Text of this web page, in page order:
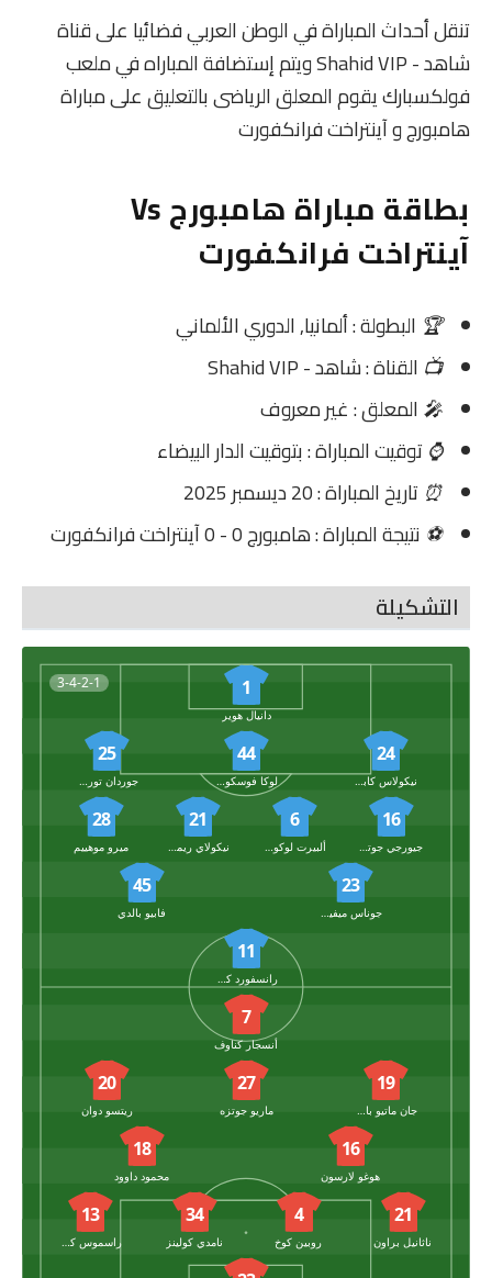
تنقل أحداث المباراة في الوطن العربي فضائيا على قناة
شاهد - Shahid VIP ويتم إستضافة المباراه في ملعب
فولكسبارك يقوم المعلق الرياضى بالتعليق على مباراة
هامبورج و آينتراخت فرانكفورت
بطاقة مباراة هامبورج Vs
آينتراخت فرانكفورت
🏆 البطولة : ألمانيا, الدوري الألماني
📺 القناة : شاهد - Shahid VIP
🎤المعلق : غير معروف
⌚توقيت المباراة : بتوقيت الدار البيضاء
⏰ تاريخ المباراة : 20 ديسمبر 2025
⚽ نتيجة المباراة : هامبورج 0 - 0 آينتراخت فرانكفورت
التشكيلة
3-4-2-1 1
دانيال هوير
24
نيكولاس كابالدو
44
لوكا فوسكوفيتش
25
جوردان تورونارايجا
16
جيورجي جوتشوليشفيلي
6
ألبيرت لوكونجا
21
نيكولاي ريمبرج
28
ميرو موهييم
23
جوناس ميفيرت
45
فابيو بالدي
11
رانسفورد كونيجسدورفر
7
أنسجار كناوف
19
جان ماتيو باهويا نجوس
27
ماريو جوتزه
20
ريتسو دوان
16
هوغو لارسون
18
محمود داوود
21
ناثانيل براون
4
روبين كوخ
34
نامدي كولينز
13
راسموس كريستينسن